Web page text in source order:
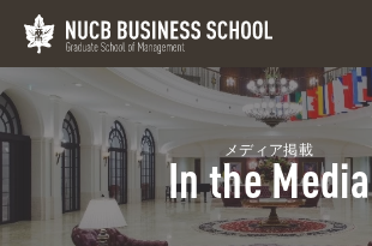
メディア掲載
In the Media